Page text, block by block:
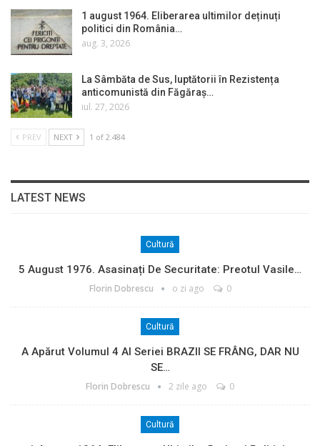
1 august 1964. Eliberarea ultimilor deținuți
politici din România…
aug. 3, 2026
La Sâmbăta de Sus, luptătorii în Rezistența
anticomunistă din Făgăraș…
iul. 27, 2026
PREV NEXT 1 of 2.484
LATEST NEWS
Cultură
5 August 1976. Asasinați De Securitate: Preotul Vasile…
Florin Dobrescu o zi ago 0
Cultură
A Apărut Volumul 4 Al Seriei BRAZII SE FRÂNG, DAR NU
SE…
Florin Dobrescu 2 zile ago 0
Cultură